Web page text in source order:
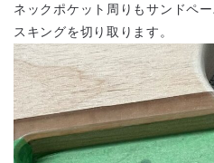
ネックポケット周りもサンドペ
スキングを切り取ります。